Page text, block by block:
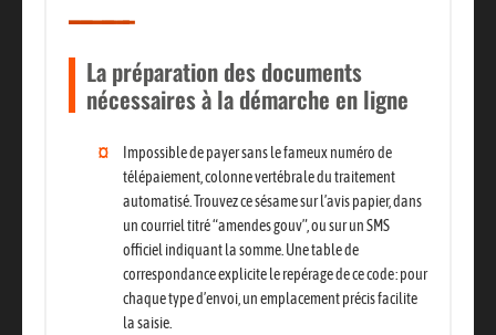
La préparation des documents
nécessaires à la démarche en ligne
Impossible de payer sans le fameux numéro de
télépaiement, colonne vertébrale du traitement
automatisé. Trouvez ce sésame sur l’avis papier, dans
un courriel titré “amendes gouv”, ou sur un SMS
officiel indiquant la somme. Une table de
correspondance explicite le repérage de ce code : pour
chaque type d’envoi, un emplacement précis facilite
la saisie.